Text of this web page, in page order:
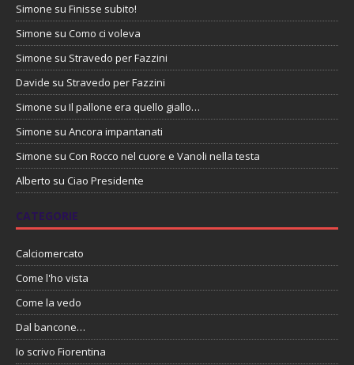
Simone su Finisse subito!
Simone su Como ci voleva
Simone su Stravedo per Fazzini
Davide su Stravedo per Fazzini
Simone su Il pallone era quello giallo…
Simone su Ancora impantanati
Simone su Con Rocco nel cuore e Vanoli nella testa
Alberto su Ciao Presidente
CATEGORIE
Calciomercato
Come l'ho vista
Come la vedo
Dal bancone…
Io scrivo Fiorentina